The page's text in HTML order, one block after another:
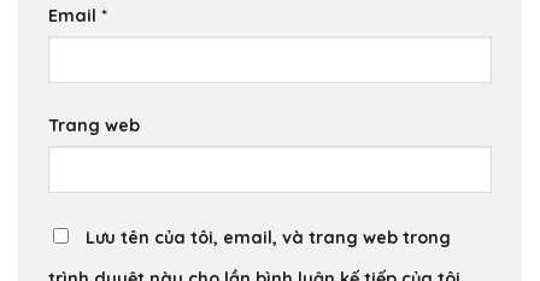
Email *
Trang web
Lưu tên của tôi, email, và trang web trong